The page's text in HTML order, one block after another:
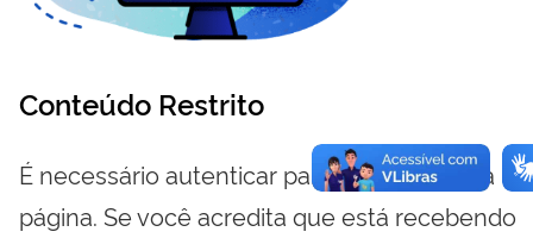
Conteúdo Restrito
É necessário autenticar para visualizar essa
página. Se você acredita que está recebendo